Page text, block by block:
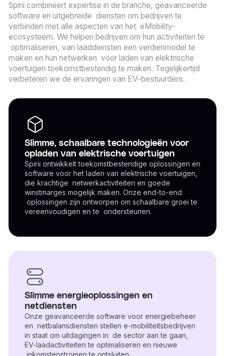
Spirii combineert expertise in de branche, geavanceerde
software en uitgebreide diensten om bedrijven te
verbinden met alle aspecten van het eMobility-
ecosysteem. We helpen bedrijven om hun activiteiten te
optimaliseren, van laaddiensten een verdienmodel te
maken en hun netwerken voor laden van elektrische
voertuigen toekomstbestendig te maken. Tegelijkertijd
verbeteren we de ervaringen van EV-bestuurders.
Slimme, schaalbare technologieën voor
opladen van elektrische voertuigen
Spirii ontwikkelt toekomstbestendige oplossingen en
software voor het laden van elektrische voertuigen,
die krachtige netwerkactiviteiten en goede
winstmarges mogelijk maken. Onze end-to-end
oplossingen zijn ontworpen om schaalbare groei te
vereenvoudigen en te ondersteunen.
Slimme energieoplossingen en
netdiensten
Onze geavanceerde software voor energiebeheer
en netbalansdiensten stellen e-mobiliteitsbedrijven
in staat om uitdagingen in de sector aan te gaan,
EV-laadactiviteiten te optimaliseren en nieuwe